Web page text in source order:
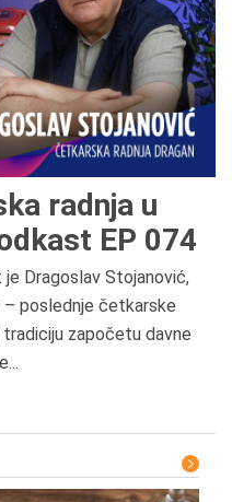
radnja u
EP 074
Dragoslav Stojanović,
– poslednje četkarske
započetu davne